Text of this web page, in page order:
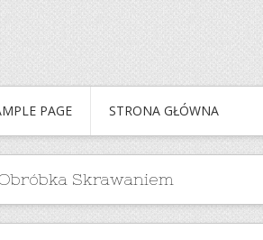
PAGE STRONA GŁÓWNA
Skrawaniem